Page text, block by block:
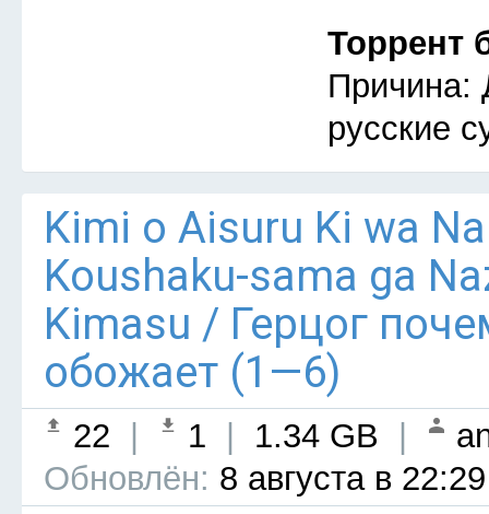
Торрент
Причина:
русские
Kimi o Aisuru Ki wa
Koushaku-sama ga
Kimasu / Герцог
обожает (1—6)
22 1 1.34 GB
Обновлён: 8 августа в 22:29